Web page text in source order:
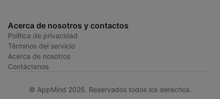
Acerca de nosotros y contactos
Política de privacidad
Términos del servicio
Acerca de nosotros
Contáctenos
© AppMind 2026. Reservados todos los derechos.